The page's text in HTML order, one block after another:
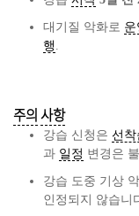
대기질 악화로 운
행 .
주의사항
강습 신청은 선착
과 일정 변경은
강습 도중 기상
인정되지 않습니